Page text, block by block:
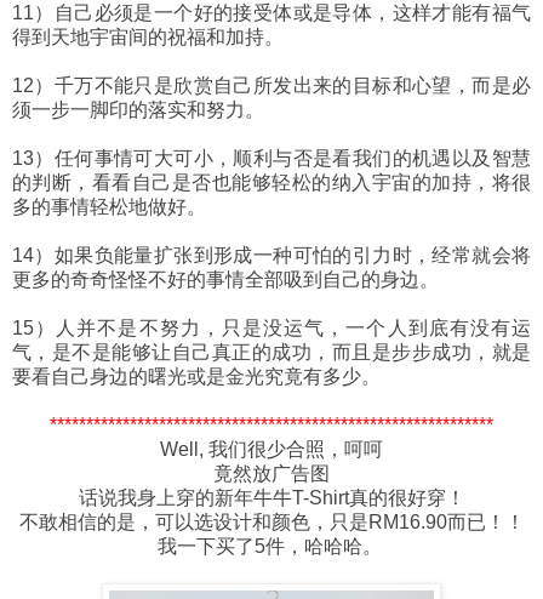
11）自己必须是一个好的接受体或是导体，这样才能有福气
得到天地宇宙间的祝福和加持。
12）千万不能只是欣赏自己所发出来的目标和心望，而是必
须一步一脚印的落实和努力。
13）任何事情可大可小，顺利与否是看我们的机遇以及智慧
的判断，看看自己是否也能够轻松的纳入宇宙的加持，将很
多的事情轻松地做好。
14）如果负能量扩张到形成一种可怕的引力时，经常就会将
更多的奇奇怪怪不好的事情全部吸到自己的身边。
15）人并不是不努力，只是没运气，一个人到底有没有运
气，是不是能够让自己真正的成功，而且是步步成功，就是
要看自己身边的曙光或是金光究竟有多少。
*************************************************************
Well, 我们很少合照，呵呵
竟然放广告图
话说我身上穿的新年牛牛T-Shirt真的很好穿！
不敢相信的是，可以选设计和颜色，只是RM16.90而已！！
我一下买了5件，哈哈哈。